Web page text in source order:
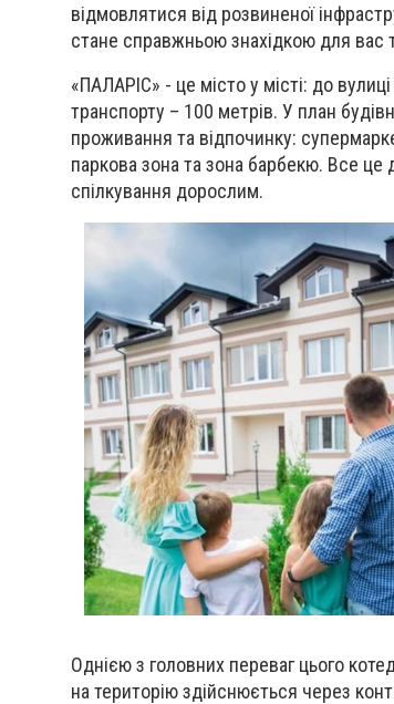
відмовлятися від розвиненої
стане справжньою знахідкою для вас
«ПАЛАРІС» - це місто у місті: до
транспорту – 100 метрів. У план
проживання та відпочинку:
паркова зона та зона барбекю. Все це
спілкування дорослим.
Однією з головних переваг цього
на територію здійснюється через